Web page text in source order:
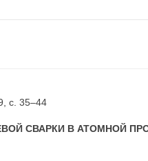
с. 35–44
СВАРКИ В АТОМНОЙ